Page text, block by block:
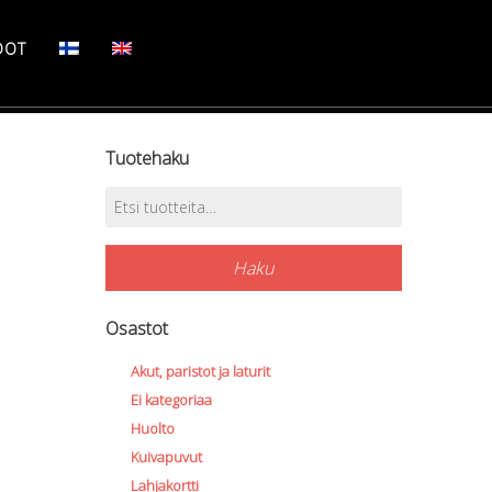
Tuotehaku
Etsi:
Haku
Osastot
Akut, paristot ja laturit
Ei kategoriaa
Huolto
Kuivapuvut
Lahjakortti